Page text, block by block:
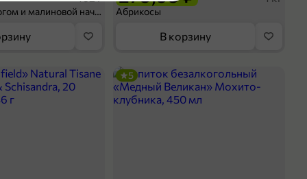
Шосон с творогом и малиновой начинкой, 102 г Абрикосы
В корзину
5